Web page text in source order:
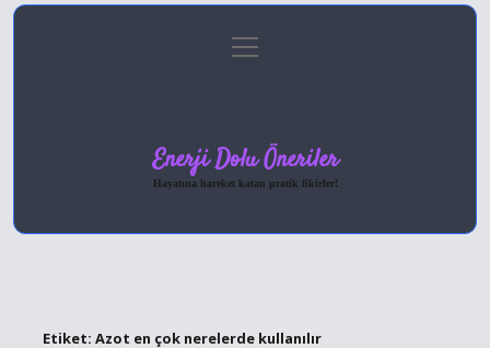
Gizlilik Politikası
menüyü
aç
Enerji Dolu Öneriler
Hayatına hareket katan pratik fikirler!
Etiket: Azot en çok nerelerde kullanılır